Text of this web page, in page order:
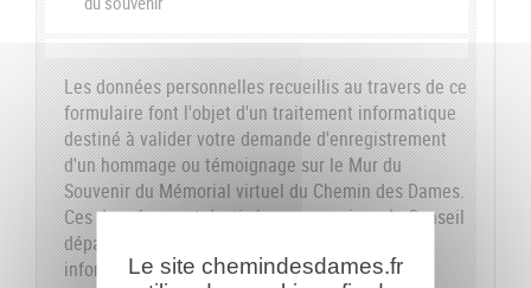
Les données personnelles recueillis au travers de ce
formulaire font l'objet d'un traitement informatique
destiné à valider votre demande d'enregistrement
d'un hommage ou témoignage sur le Mur du
Souvenir du Mémorial virtuel du Chemin des Dames.
Ces données sont destinées aux services du Conseil
départemental de l'Aisne. Conformément à la loi
informatique et libertés du 6 janvier 1978, nous
Le site chemindesdames.fr